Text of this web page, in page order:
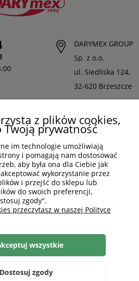
DARYMEX GROUP
Sp. z o.o.
ul. Siedliska 124,
32-620 Brzeszcze
PL
z plików cookies,
Twoją prywatność
im technologie umożliwiają
i pomagają nam dostosować
aby była ona dla Ciebie jak
wykorzystanie przez
i przejść do sklepu lub
do swoich preferencji,
zgody".
przeczytasz w naszej Polityce
Dostosuj zgody
wszystkie